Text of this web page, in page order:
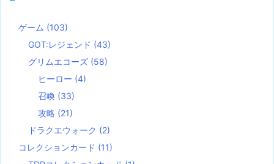
ゲーム (103)
GOT:レジェンド (43)
グリムエコーズ (58)
ヒーロー (4)
召喚 (33)
攻略 (21)
ドラクエウォーク (2)
コレクションカード (11)